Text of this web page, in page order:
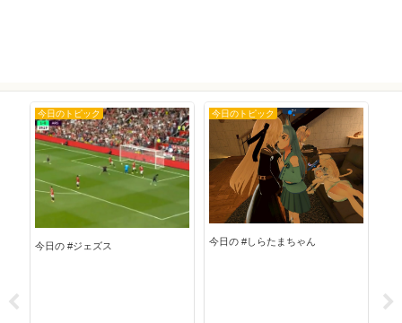
今日のトピック
今日の #ジェズス
今日のトピック
今日の #しらたまちゃん